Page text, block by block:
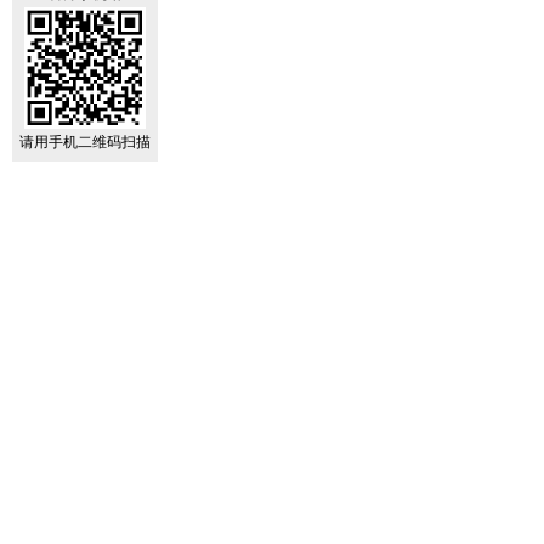
请用手机二维码扫描